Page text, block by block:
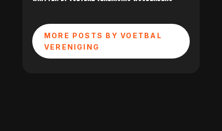
MORE POSTS BY VOETBAL
VERENIGING